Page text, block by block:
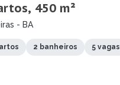
450 m²
- BA
2 banheiros 5 vagas